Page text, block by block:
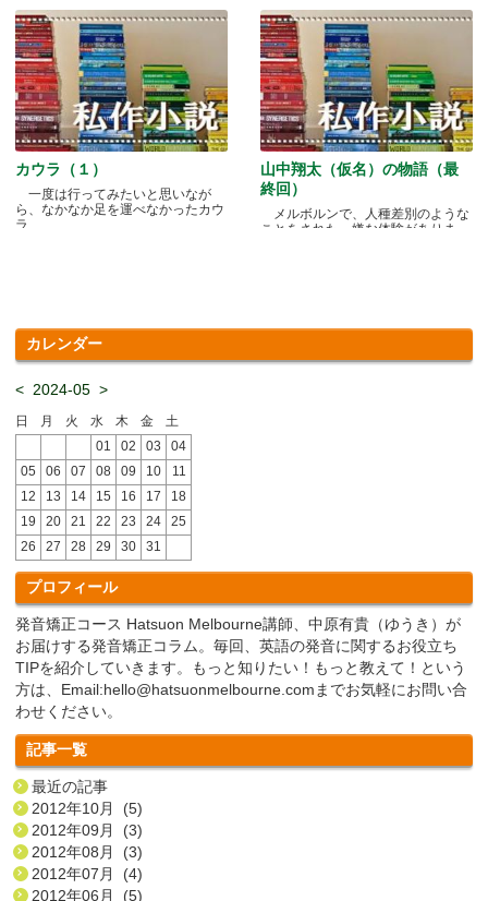
カウラ（１）
一度は行ってみたいと思いなが
ら、なかなか足を運べなかったカウ
ラ.....
山中翔太（仮名）の物語（最
終回）
メルボルンで、人種差別のような
ことをされた、嫌な体験がありま
カレンダー
< 2024-05 >
日 月 火 水 木 金
土
01
02 03
04
05
06 07 08 09 10
11
12
13 14 15 16 17
18
19
20 21 22 23 24
25
26
27 28 29 30 31
プロフィール
発音矯正コース Hatsuon Melbourne講師、中原有貴（ゆうき）が
お届けする発音矯正コラム。毎回、英語の発音に関するお役立ち
TIPを紹介していきます。もっと知りたい！もっと教えて！という
方は、Email:hello@hatsuonmelbourne.comまでお気軽にお問い合
わせください。
記事一覧
最近の記事
2012年10月 (5)
2012年09月 (3)
2012年08月 (3)
2012年07月 (4)
2012年06月 (5)